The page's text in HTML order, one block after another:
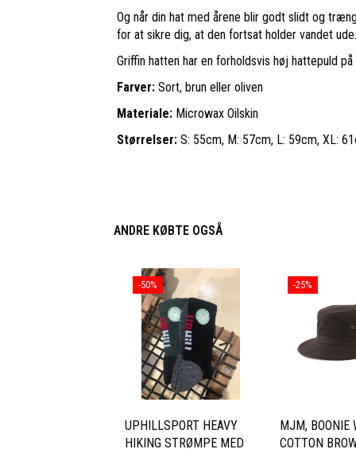
Og når din hat med årene blir godt slidt og
for at sikre dig, at den fortsat holder vandet ude.
Griffin hatten har en forholdsvis høj hattepuld
Farver: Sort, brun eller oliven
Materiale: Microwax Oilskin
Størrelser: S: 55cm, M: 57cm, L: 59cm, XL:
ANDRE KØBTE OGSÅ
-50%
UPHILLSPORT HEAVY
HIKING STRØMPE MED
-25%
MJM, BOONIE
COTTON